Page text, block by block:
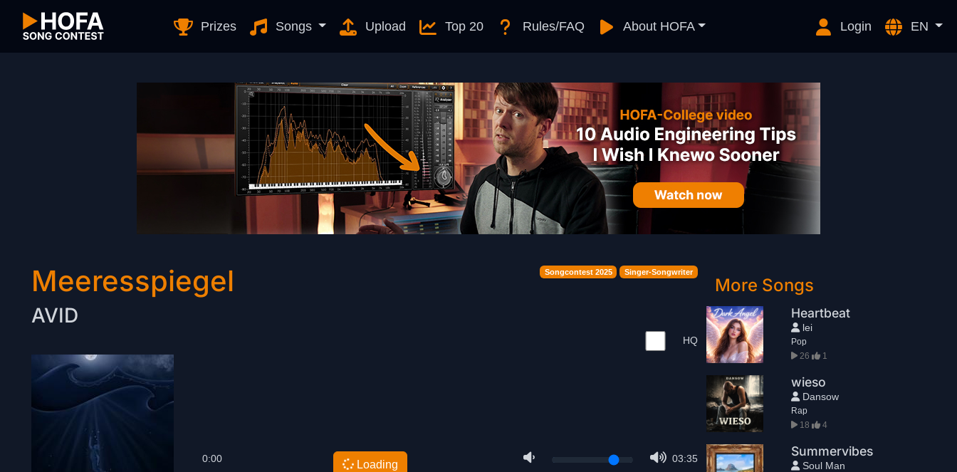
Prizes Songs Upload Top 20 Rules/FAQ About HOFA Login EN
Songcontest 2025 Singer-Songwriter
Meeresspiegel
AVID
HQ
03:35
0:00 Loading
More Songs
Heartbeat
lei
Pop
26
1
wieso
Dansow
Rap
18
4
Summervibes
Soul Man